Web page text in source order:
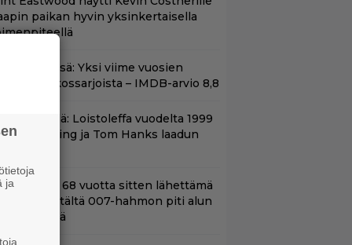
paikan hyvin yksinkertaisella
Netflixissä: Yksi viime vuosien
rikossarjoista – IMDB-arvio 8,8
tv:ssä: Loistoleffa vuodelta 1999
King ja Tom Hanks laadun
luojan 68 vuotta sitten lähettämä
löytyi – tältä 007-hahmon piti alun
näyttää
ja